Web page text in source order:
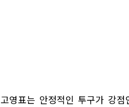
고영표는 안정적인 투구가 강